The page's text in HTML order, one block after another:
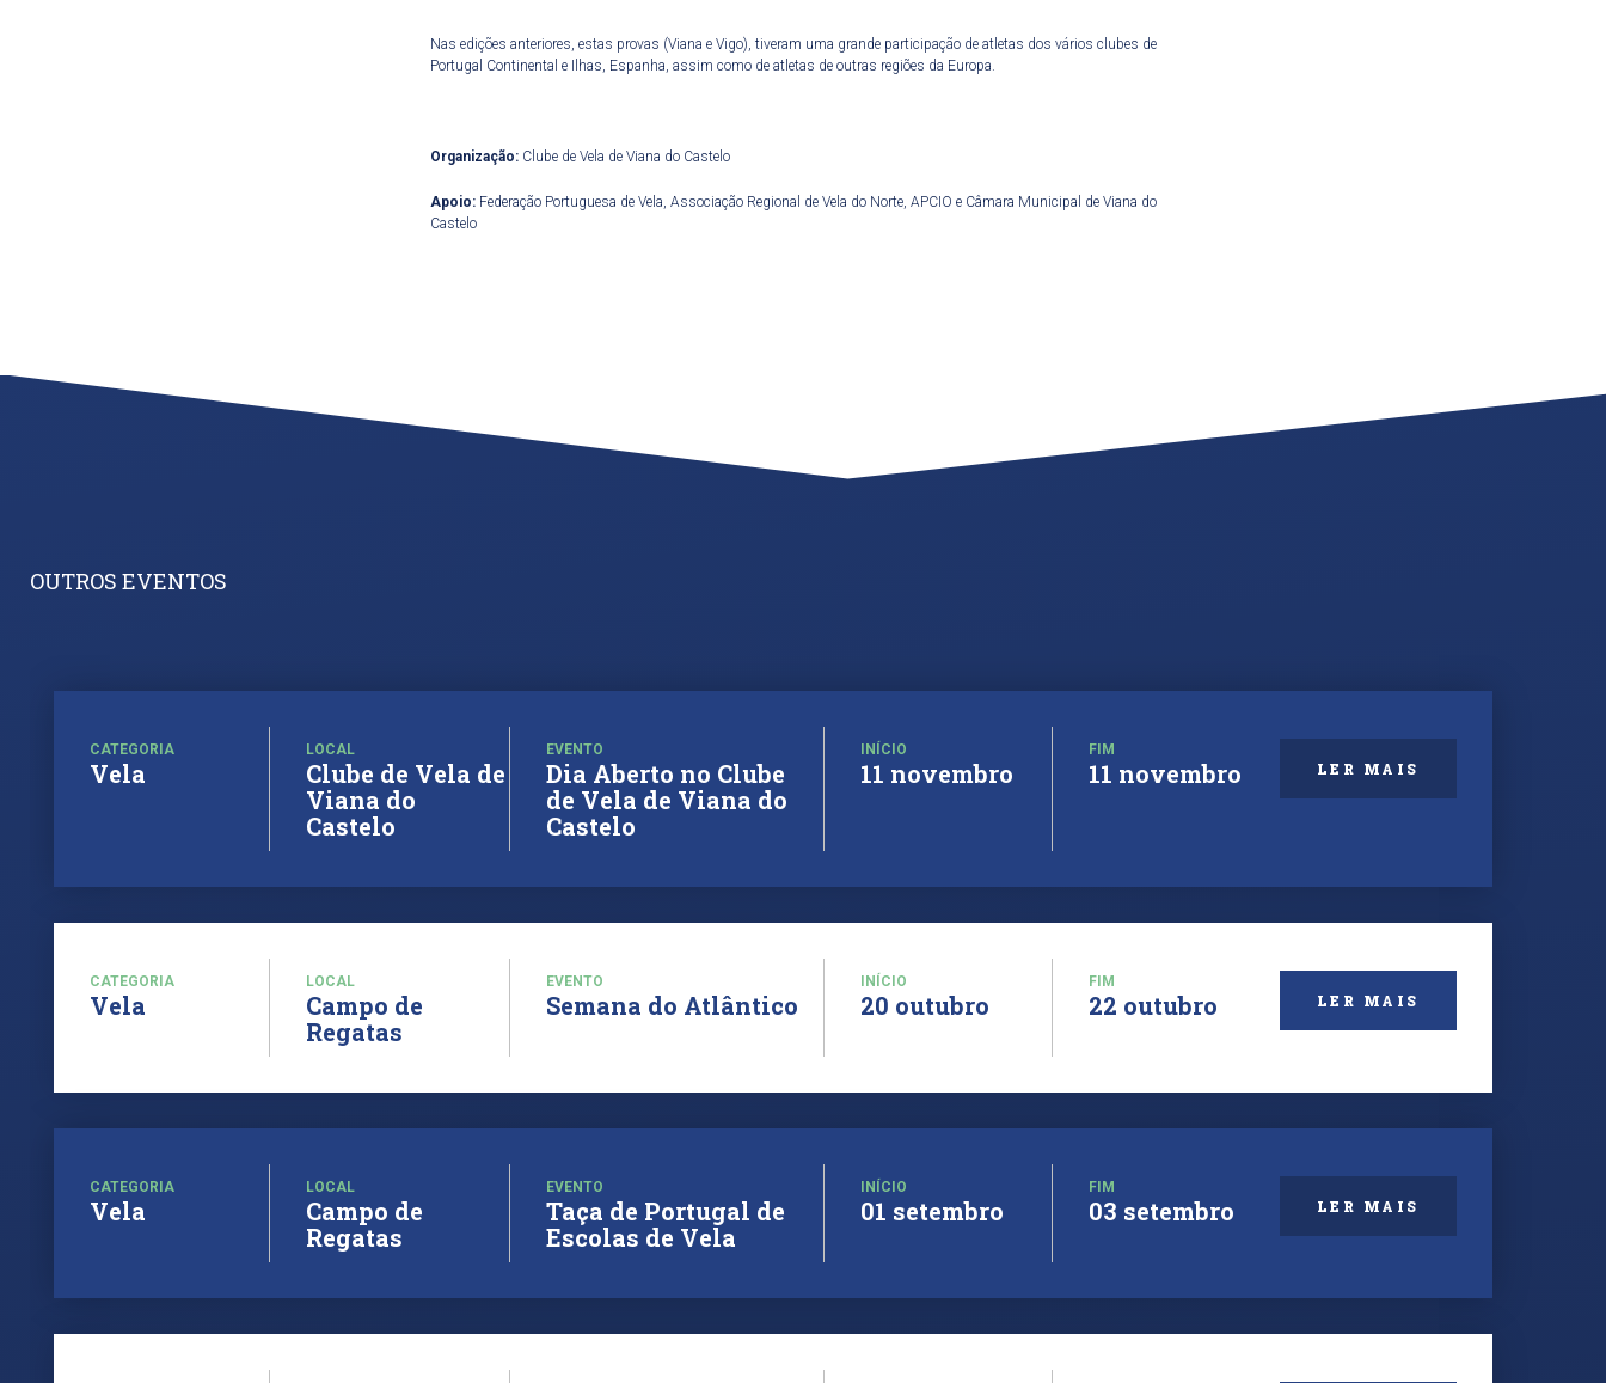
Nas edições anteriores, estas provas (Viana e Vigo), tiveram uma grande participação de atletas dos vários clubes de
Portugal Continental e Ilhas, Espanha, assim como de atletas de outras regiões da Europa.
Organização:Clube de Vela de Viana do Castelo
Apoio:Federação Portuguesa de Vela, Associação Regional de Vela do Norte, APCIO e Câmara Municipal de Viana do
Castelo
OUTROS EVENTOS
CATEGORIA
Vela
LOCAL
Clube de Vela de
Viana do
Castelo
EVENTO
Dia Aberto no Clube
de Vela de Viana do
Castelo
INÍCIO
11 novembro
FIM
11 novembro LER MAIS
CATEGORIA
Vela
LOCAL
Campo de
Regatas
EVENTO
Semana do Atlântico
INÍCIO
20 outubro
FIM
22 outubro LER MAIS
CATEGORIA
Vela
LOCAL
Campo de
Regatas
EVENTO
Taça de Portugal de
Escolas de Vela
INÍCIO
01 setembro
FIM
03 setembro LER MAIS